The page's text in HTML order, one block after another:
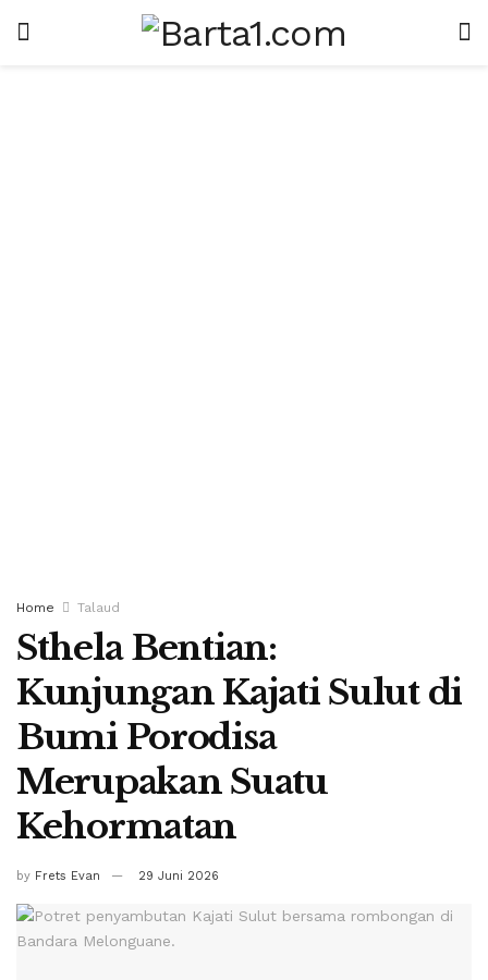
Home Talaud
Sthela Bentian:
Kunjungan Kajati Sulut di
Bumi Porodisa
Merupakan Suatu
Kehormatan
by Frets Evan 29 Juni 2026